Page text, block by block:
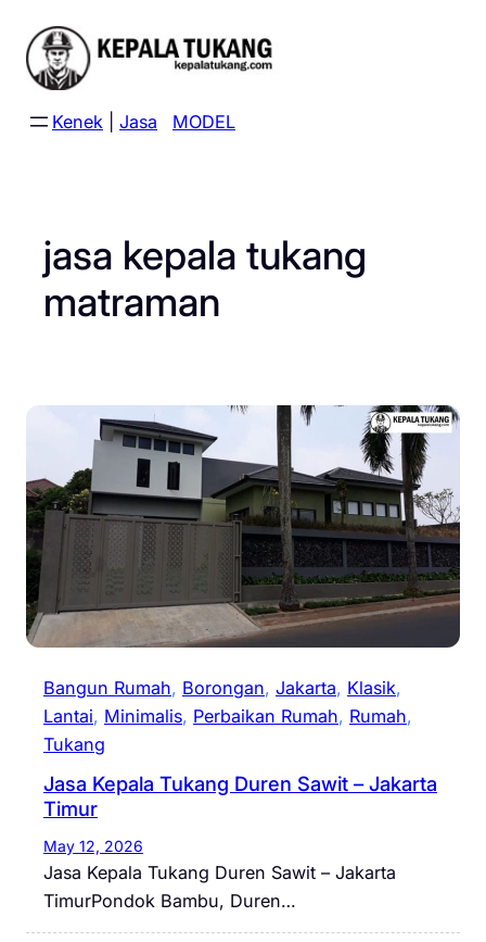
content
Kenek Jasa MODEL
jasa kepala tukang
matraman
Bangun Rumah, Borongan, Jakarta, Klasik
Lantai, Minimalis, Perbaikan Rumah, Rumah
Tukang
Jasa Kepala Tukang Duren Sawit – Jakarta
Timur
May 12, 2026
Jasa Kepala Tukang Duren Sawit – Jakarta
TimurPondok Bambu, Duren…